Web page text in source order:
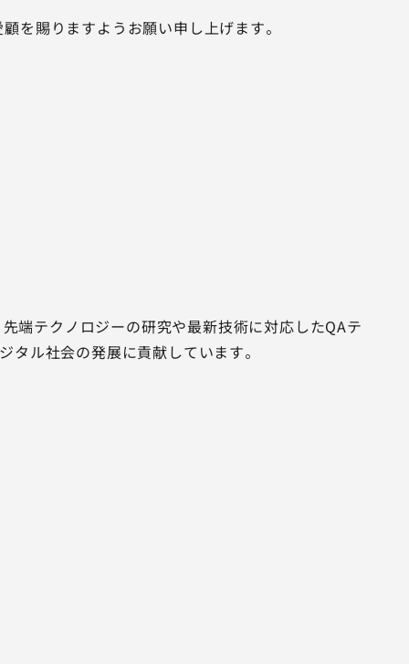
を賜りますようお願い申し上げます。
先端テクノロジーの研究や最新技術に対応したQAテ
タル社会の発展に貢献しています。